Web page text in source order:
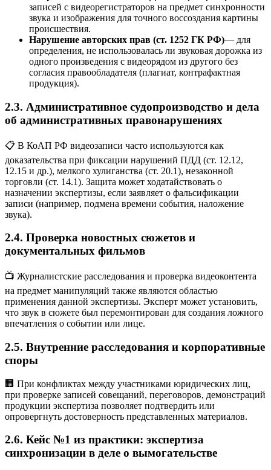
записей с видеорегистраторов на предмет синхронности
звука и изображения для точного воссоздания картины
происшествия.
Нарушение авторских прав (ст. 1252 ГК РФ)— для
определения, не использовалась ли звуковая дорожка из
одного произведения с видеорядом из другого без
согласия правообладателя (плагиат, контрафактная
продукция).
2.3. Административное судопроизводство и дела
об административных правонарушениях
📋 В КоАП РФ видеозаписи часто используются как
доказательства при фиксации нарушений ПДД (ст. 12.12,
12.15 и др.), мелкого хулиганства (ст. 20.1), незаконной
торговли (ст. 14.1). Защита может ходатайствовать о
назначении экспертизы, если заявляет о фальсификации
записи (например, подмена времени события, наложение
звука).
2.4. Проверка новостных сюжетов и
документальных фильмов
📺 Журналистские расследования и проверка видеоконтента
на предмет манипуляций также являются областью
применения данной экспертизы. Эксперт может установить,
что звук в сюжете был перемонтирован для создания ложного
впечатления о событии или лице.
2.5. Внутренние расследования и корпоративные
споры
🏢 При конфликтах между участниками юридических лиц,
при проверке записей совещаний, переговоров, демонстраций
продукции экспертиза позволяет подтвердить или
опровергнуть достоверность представленных материалов.
2.6. Кейс №1 из практики: экспертиза
синхронизации в деле о вымогательстве